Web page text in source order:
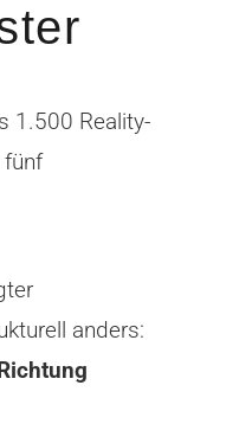
1.500 Reality-
fünf
anders: